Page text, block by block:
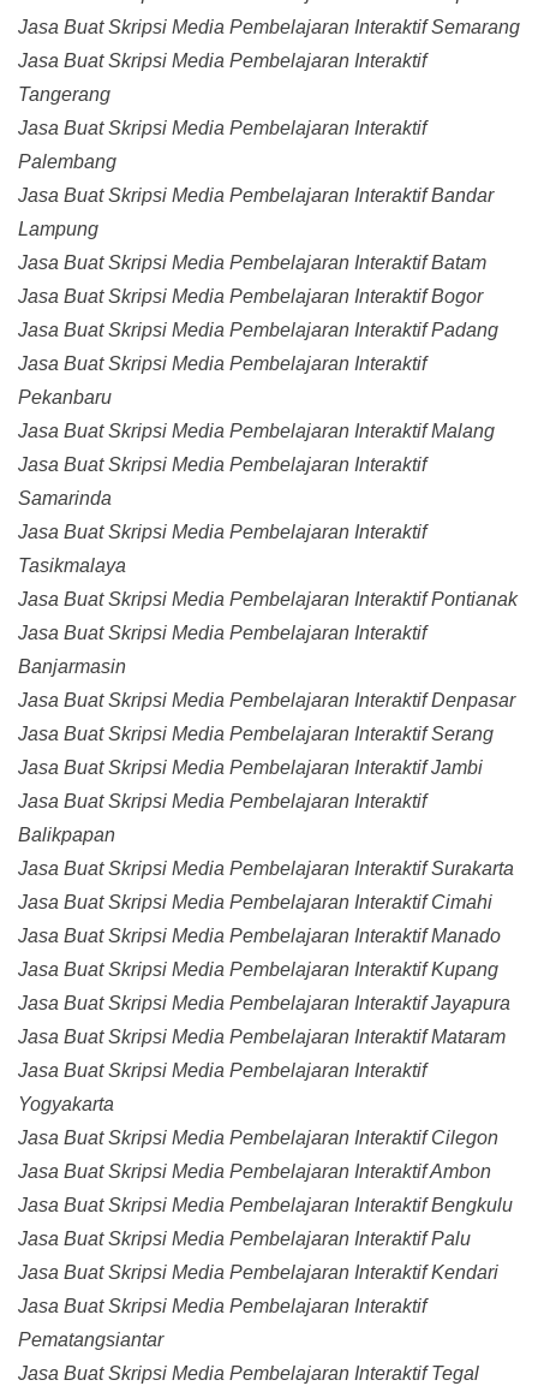
Jasa Buat Skripsi Media Pembelajaran Interaktif Semarang
Jasa Buat Skripsi Media Pembelajaran Interaktif
Tangerang
Jasa Buat Skripsi Media Pembelajaran Interaktif
Palembang
Jasa Buat Skripsi Media Pembelajaran Interaktif Bandar
Lampung
Jasa Buat Skripsi Media Pembelajaran Interaktif Batam
Jasa Buat Skripsi Media Pembelajaran Interaktif Bogor
Jasa Buat Skripsi Media Pembelajaran Interaktif Padang
Jasa Buat Skripsi Media Pembelajaran Interaktif
Pekanbaru
Jasa Buat Skripsi Media Pembelajaran Interaktif Malang
Jasa Buat Skripsi Media Pembelajaran Interaktif
Samarinda
Jasa Buat Skripsi Media Pembelajaran Interaktif
Tasikmalaya
Jasa Buat Skripsi Media Pembelajaran Interaktif Pontianak
Jasa Buat Skripsi Media Pembelajaran Interaktif
Banjarmasin
Jasa Buat Skripsi Media Pembelajaran Interaktif Denpasar
Jasa Buat Skripsi Media Pembelajaran Interaktif Serang
Jasa Buat Skripsi Media Pembelajaran Interaktif Jambi
Jasa Buat Skripsi Media Pembelajaran Interaktif
Balikpapan
Jasa Buat Skripsi Media Pembelajaran Interaktif Surakarta
Jasa Buat Skripsi Media Pembelajaran Interaktif Cimahi
Jasa Buat Skripsi Media Pembelajaran Interaktif Manado
Jasa Buat Skripsi Media Pembelajaran Interaktif Kupang
Jasa Buat Skripsi Media Pembelajaran Interaktif Jayapura
Jasa Buat Skripsi Media Pembelajaran Interaktif Mataram
Jasa Buat Skripsi Media Pembelajaran Interaktif
Yogyakarta
Jasa Buat Skripsi Media Pembelajaran Interaktif Cilegon
Jasa Buat Skripsi Media Pembelajaran Interaktif Ambon
Jasa Buat Skripsi Media Pembelajaran Interaktif Bengkulu
Jasa Buat Skripsi Media Pembelajaran Interaktif Palu
Jasa Buat Skripsi Media Pembelajaran Interaktif Kendari
Jasa Buat Skripsi Media Pembelajaran Interaktif
Pematangsiantar
Jasa Buat Skripsi Media Pembelajaran Interaktif Tegal